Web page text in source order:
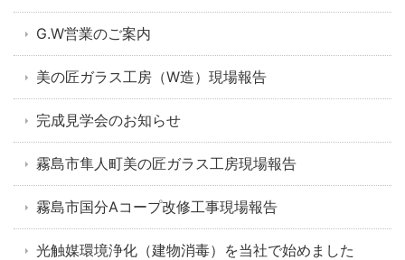
G.W営業のご案内
美の匠ガラス工房（W造）現場報告
完成見学会のお知らせ
霧島市隼人町美の匠ガラス工房現場報告
霧島市国分Aコープ改修工事現場報告
光触媒環境浄化（建物消毒）を当社で始めました